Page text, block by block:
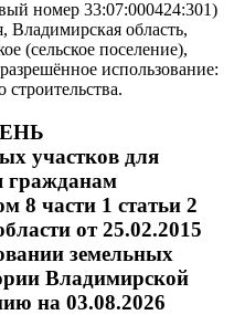
номер 33:07:000424:301)
Владимирская область,
(сельское поселение),
использование:
участков для
гражданам
8 части 1 статьи 2
от 25.02.2015
земельных
Владимирской
на 03.08.2026